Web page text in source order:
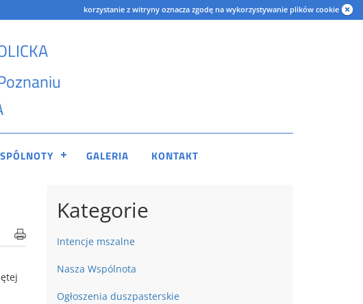
korzystanie z witryny oznacza zgodę na wykorzystywanie plików cookie
GALERIA KONTAKT
Kategorie
Intencje mszalne
Nasza Wspólnota
Ogłoszenia duszpasterskie